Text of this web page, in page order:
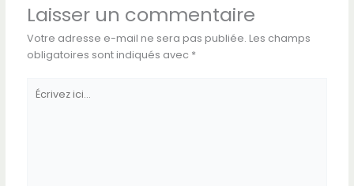
Laisser un commentaire
Votre adresse e-mail ne sera pas publiée. Les champs
obligatoires sont indiqués avec *
Écrivez
ici…